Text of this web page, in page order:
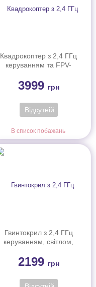
Квадрокоптер з 2,4 ГГц
керуванням та FPV-
3999 грн
Відсутній
В список побажань
Гвинтокрил з 2,4 ГГц
керуванням, світлом,
гіроскопом (22 см)
2199 грн